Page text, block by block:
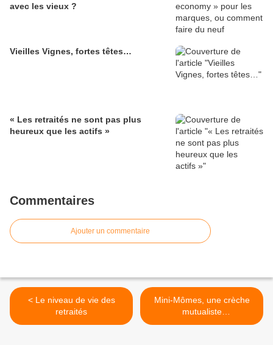
avec les vieux ?
Vieilles Vignes, fortes têtes…
« Les retraités ne sont pas plus
heureux que les actifs »
Commentaires
Ajouter un commentaire
< Le niveau de vie des
retraités
Mini-Mômes, une crèche
mutualiste
intergénérationnelle à